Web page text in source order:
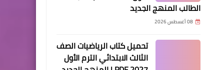
الطالب المنهج الجديد
08 أغسطس 2026
تحميل كتاب الرياضيات الصف
الثالث الابتدائي الترم الأول